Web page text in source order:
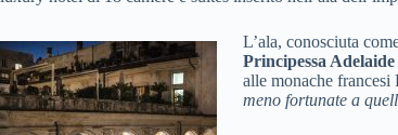
L’ala, conosciuta
Principessa
alle monache
meno fortunate a